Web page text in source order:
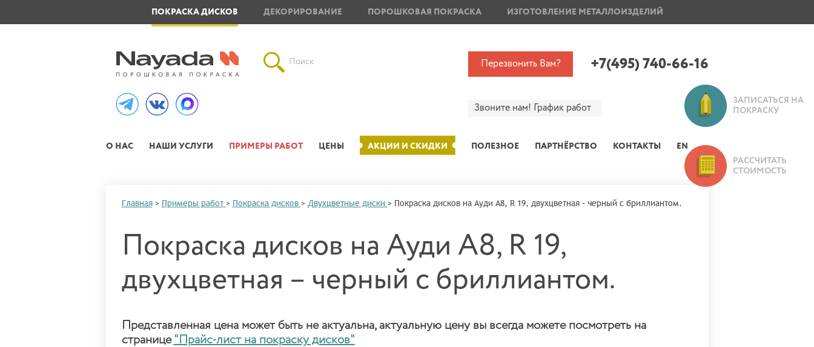
ПОКРАСКА ДИСКОВ ДЕКОРИРОВАНИЕ ПОРОШКОВАЯ ПОКРАСКА ИЗГОТОВЛЕНИЕ МЕТАЛЛОИЗДЕЛИЙ
Поиск Перезвонить Вам? +7(495) 740-66-16
Звоните нам! График работ
О НАС НАШИ УСЛУГИ ПРИМЕРЫ РАБОТ ЦЕНЫ АКЦИИ И СКИДКИ ПОЛЕЗНОЕ ПАРТНЁРСТВО КОНТАКТЫ EN
Главная > Примеры работ > Покраска дисков > Двухцветные диски > Покраска дисков на Ауди А8, R 19, двухцветная – черный с бриллиантом.
Покраска дисков на Ауди А8, R 19,
двухцветная – черный с бриллиантом.
Представленная цена может быть не актуальна, актуальную цену вы всегда можете посмотреть на
странице "Прайс-лист на покраску дисков"
ЗАПИСАТЬСЯ НА
ПОКРАСКУ
РАССЧИТАТЬ
СТОИМОСТЬ